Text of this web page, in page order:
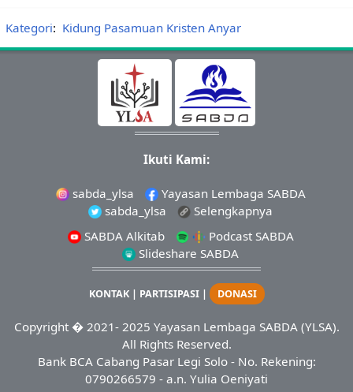
Kategori: Kidung Pasamuan Kristen Anyar
Ikuti Kami:
sabda_ylsa
Yayasan Lembaga SABDA
sabda_ylsa
Selengkapnya
SABDA Alkitab
Podcast SABDA
Slideshare SABDA
KONTAK| PARTISIPASI| DONASI
Copyright� 2021- 2025 Yayasan Lembaga SABDA (YLSA).
All Rights Reserved.
Bank BCA Cabang Pasar Legi Solo - No. Rekening:
0790266579 - a.n. Yulia Oeniyati